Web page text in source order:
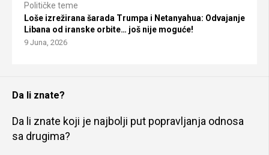
Političke teme
Loše izrežirana šarada Trumpa i Netanyahua: Odvajanje
Libana od iranske orbite… još nije moguće!
9 Juna, 2026
Da li znate?
Da li znate koji je najbolji put popravljanja odnosa
sa drugima?